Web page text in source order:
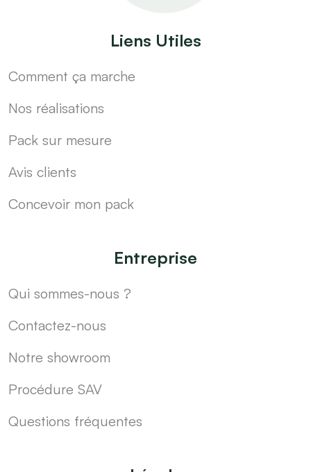
Liens Utiles
Comment ça marche
Nos réalisations
Pack sur mesure
Avis clients
Concevoir mon pack
Entreprise
Qui sommes-nous ?
Contactez-nous
Notre showroom
Procédure SAV
Questions fréquentes